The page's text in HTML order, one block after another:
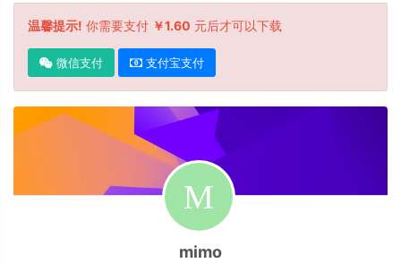
温馨提示! 你需要支付 ￥1.60 元后才可以下载
微信支付 支付宝支付
mimo